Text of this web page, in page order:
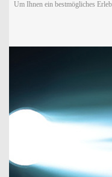
Um Ihnen ein bestmögliches